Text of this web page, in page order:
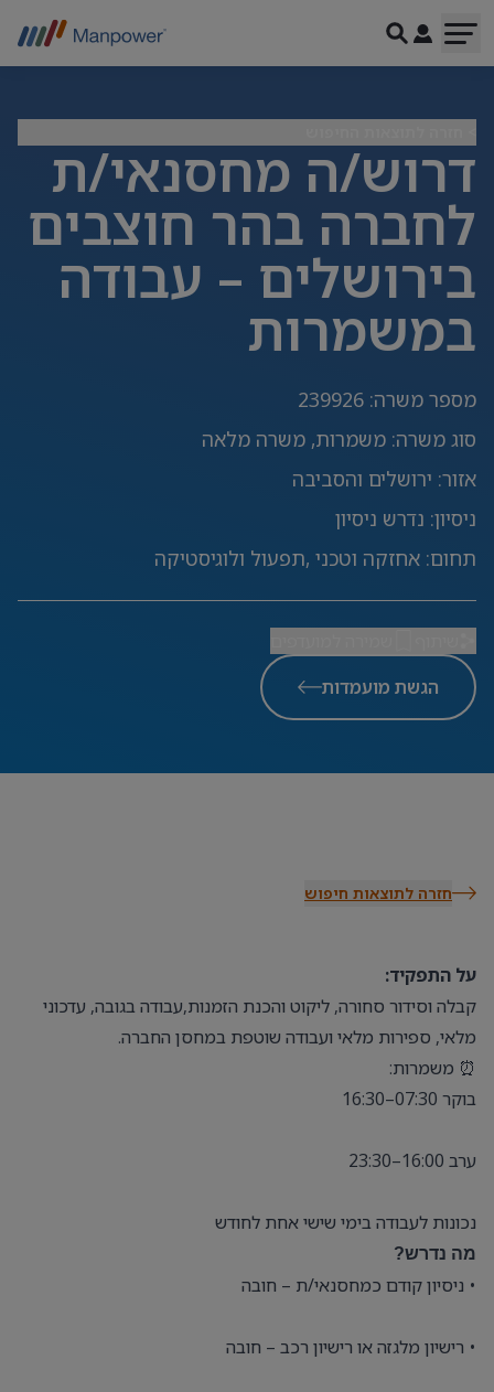
דרוש/ה מחסנאי/ת
לחברה בהר חוצבים
בירושלים – עבודה
במשמרות
מספר משרה:
239926
סוג משרה: משמרות, משרה מלאה
אזור: ירושלים והסביבה
ניסיון: נדרש ניסיון
תחום: אחזקה וטכני ,תפעול ולוגיסטיקה
הגשת מועמדות
חזרה לתוצאות חיפוש
על התפקיד:
קבלה וסידור סחורה, ליקוט והכנת הזמנות,עבודה בגובה, עדכוני
מלאי, ספירות מלאי ועבודה שוטפת במחסן החברה.
⏰ משמרות:
בוקר 07:30–16:30
ערב 16:00–23:30
נכונות לעבודה בימי שישי אחת לחודש
מה נדרש?
• ניסיון קודם כמחסנאי/ת – חובה
• רישיון מלגזה או רישיון רכב – חובה